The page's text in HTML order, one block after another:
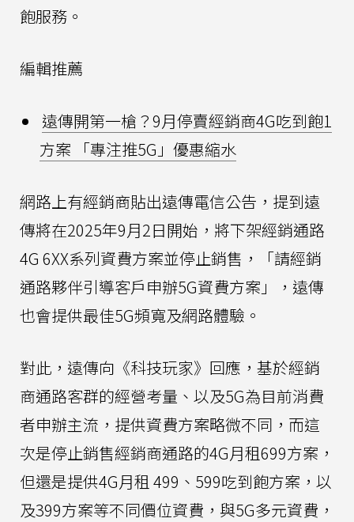
飽服務。
編輯推薦
遠傳開第一槍？9月停賣經銷商4G吃到飽1
方案 「專注推5G」優惠縮水
網路上有經銷商貼出遠傳電信公告，提到遠
傳將在2025年9月2日開始，將下架經銷通路
4G 6XX系列資費方案並停止銷售，「請經銷
通路夥伴引導客戶申辦5G資費方案」，遠傳
也會提供最佳5G頻寬及網路體驗。
對此，遠傳向《科技玩家》回應，基於經銷
商通路客群的經營考量、以及5G為目前消費
者申辦主流，提供資費方案略微不同，而這
次是停止銷售經銷商通路的4G月租699方案，
但還是提供4G月租 499、599吃到飽方案，以
及399方案等不同價位資費，與5G多元資費，